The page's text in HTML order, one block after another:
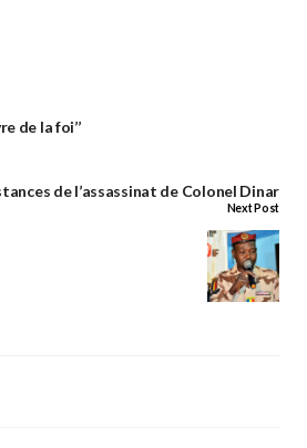
de la foi’’
de l’assassinat de Colonel Dinar
Next Post